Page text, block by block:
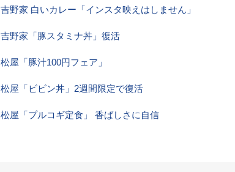
吉野家 白いカレー「インスタ映えはしません」
吉野家「豚スタミナ丼」復活
松屋「豚汁100円フェア」
松屋「ビビン丼」2週間限定で復活
松屋「プルコギ定食」 香ばしさに自信